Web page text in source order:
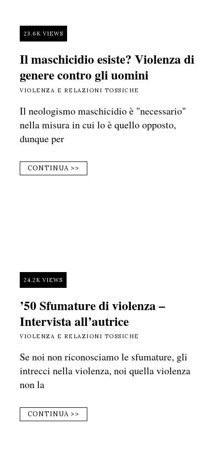
23.6K VIEWS
Il maschicidio esiste? Violenza di
genere contro gli uomini
VIOLENZA E RELAZIONI TOSSICHE
Il neologismo maschicidio è "necessario"
nella misura in cui lo è quello opposto,
dunque per
CONTINUA >>
24.2K VIEWS
’50 Sfumature di violenza –
Intervista all’autrice
VIOLENZA E RELAZIONI TOSSICHE
Se noi non riconosciamo le sfumature, gli
intrecci nella violenza, noi quella violenza
non la
CONTINUA >>